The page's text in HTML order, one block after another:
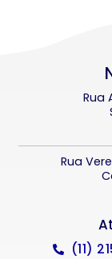
Rua
Rua
(11)